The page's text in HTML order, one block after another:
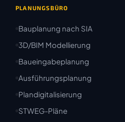
PLANUNGSBÜRO
Bauplanung nach SIA
3D/BIM Modellierung
Baueingabeplanung
Ausführungsplanung
Plandigitalisierung
STWEG-Pläne